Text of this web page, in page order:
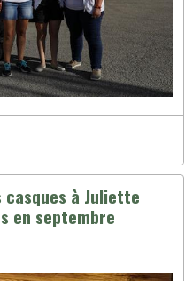
à Juliette
en septembre